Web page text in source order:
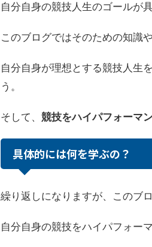
自分自身の競技人生のゴールが
このブログではそのための知識
自分自身が理想とする競技人生
う。
そして、 競技をハイパフォーマ
具体的には何を学ぶの？
繰り返しになりますが、このブ
自分自身の競技をハイパフォー